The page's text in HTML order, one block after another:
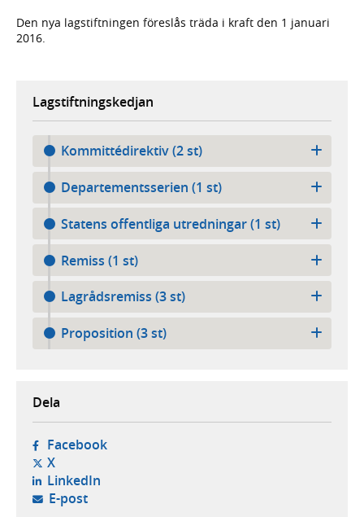
Den nya lagstiftningen föreslås träda i kraft den 1 januari
2016.
Lagstiftningskedjan
Kommittédirektiv (2 st)
Departementsserien (1 st)
Statens offentliga utredningar (1 st)
Remiss (1 st)
Lagrådsremiss (3 st)
Proposition (3 st)
Dela
Facebook- öppnas i ny flik, extern webbplats,
X- öppnas i ny flik, extern webbplats,
LinkedIn- öppnas i ny flik, extern webbplats,
E-post- öppnar din e-postklient,